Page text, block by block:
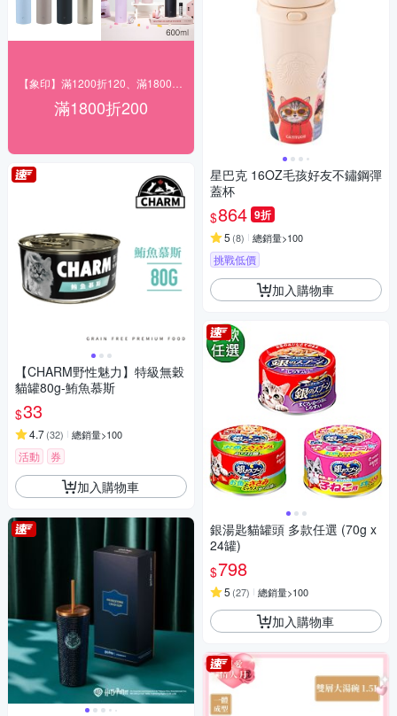
滿1800折200
【CHARM野性魅力】特級無穀
貓罐80g-鮪魚慕斯
$33
4.7(32) 總銷量>100
活動 券
加入購物車
星巴克 16OZ毛孩好友不鏽鋼彈
蓋杯
$864 9折
5 (8) 總銷量>100
挑戰低價
加入購物車
銀湯匙貓罐頭 多款任選 (70g x
24罐)
$798
5 (27) 總銷量>100
加入購物車